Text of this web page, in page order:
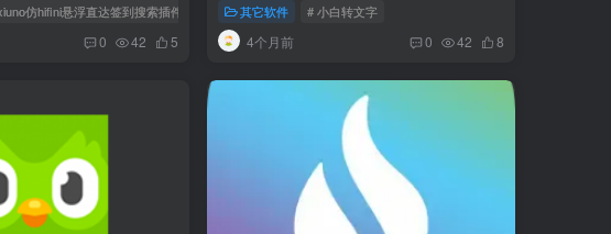
仿hifini悬浮直达签到搜索插件
0 42 5
其它软件 # 小白转文字
4个月前 0 42 8